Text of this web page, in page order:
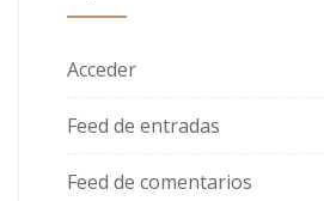
Acceder
Feed de entradas
Feed de comentarios